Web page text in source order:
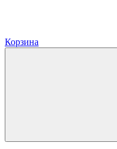
Корзина